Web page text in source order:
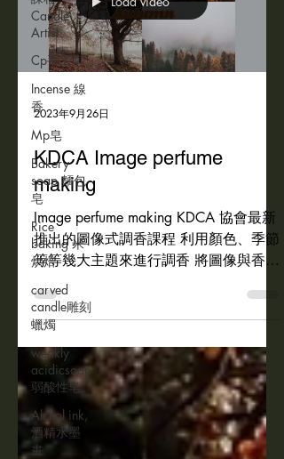
Candle
Artist
Cp手工皂
Incense 線
香
Mp皂
Bakery
soap 麵包
皂
Rice
baking 米
烘焙
carved
candle雕刻
蠟燭
weakly
acidicsoap
弱酸性皂
Alchol ink,
酒精水墨
畫
2023年9月26日
KDCA Image perfume
making
Image perfume making KDCA 協會最新
推出的圖像式調香課程 利用顏色、季節
等等幾大主題來進行調香 將圖像與香味
進行連結 調製出獨一無二的香味 課程
詳情快私訊詢問吧！ #kdca
#kdca_taiwan #imageperfumedesign...